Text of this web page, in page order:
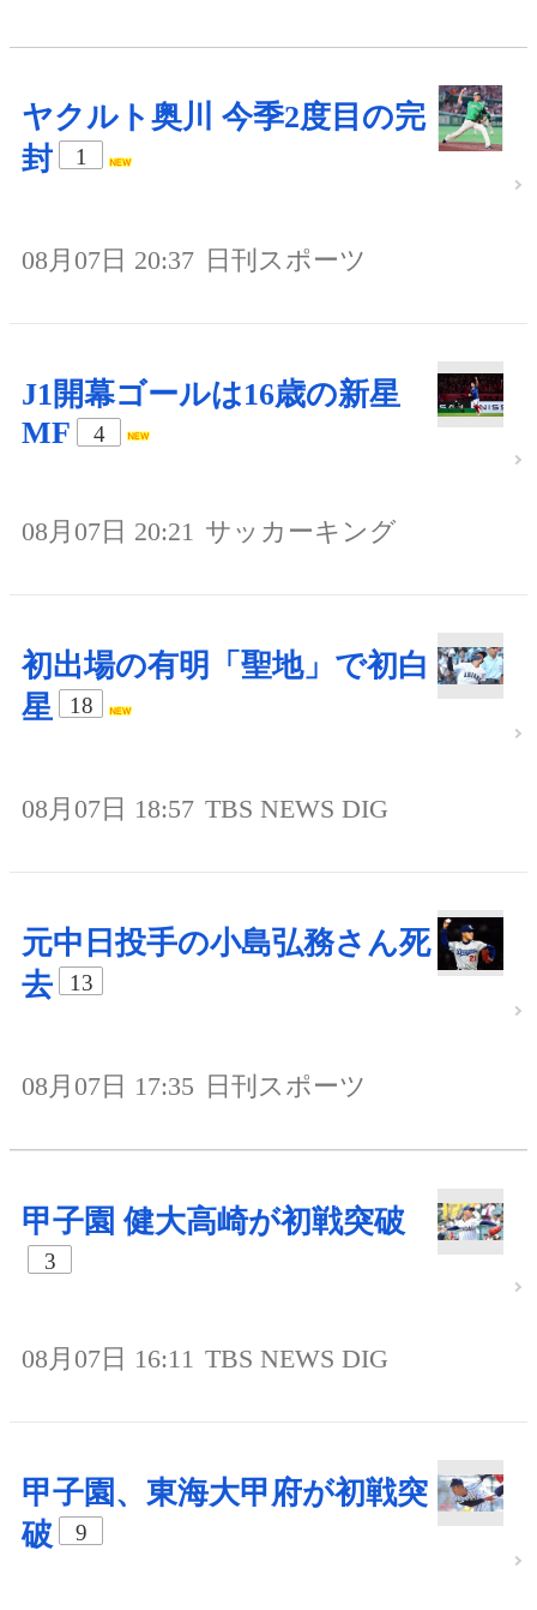
ヤクルト奥川 今季2度目の完
封
1
08月07日 20:37 日刊スポーツ
J1開幕ゴールは16歳の新星
MF
4
08月07日 20:21 サッカーキング
初出場の有明「聖地」で初白
星
18
08月07日 18:57 TBS NEWS DIG
元中日投手の小島弘務さん死
去
13
08月07日 17:35 日刊スポーツ
甲子園 健大高崎が初戦突破
3
08月07日 16:11 TBS NEWS DIG
甲子園、東海大甲府が初戦突
破
9